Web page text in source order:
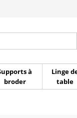
à
broder
Linge
table